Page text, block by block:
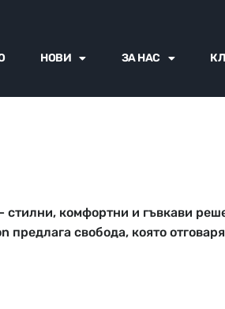
НОВИ ЗА НАС
стилни, комфортни и гъвкави
свобода, която